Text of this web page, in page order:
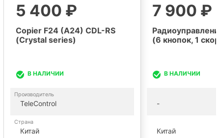
Copier F24 (A24) CDL-RS
(Crystal series)
В НАЛИЧИИ
5 400 ₽
Производитель
TeleControl
Страна
Китай
(6 кнопок, 1
В НАЛИЧИИ
7 900 ₽
-
Китай